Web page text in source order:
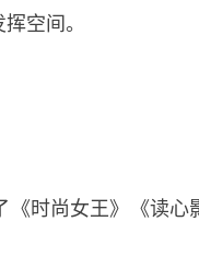
空间。
时尚女王》《读